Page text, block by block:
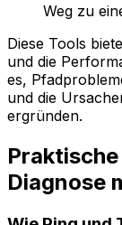
Weg zu
Diese Tools
und die
es,
und die
ergründen.
Diagnose